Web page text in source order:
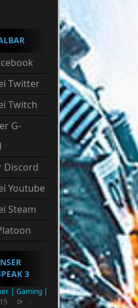
Twitter
Twitch
G-
Discord
Youtube
Steam
3
| Gaming | Reserve Ts3
⟳ ◌